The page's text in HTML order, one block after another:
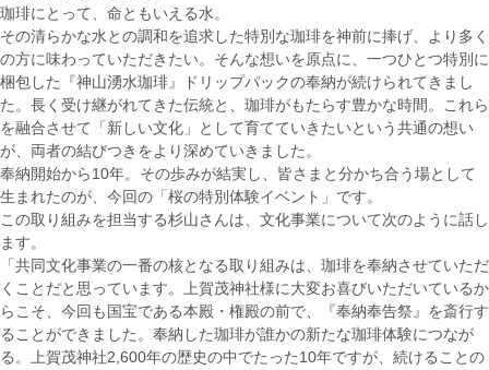
珈琲にとって、命ともいえる水。
その清らかな水との調和を追求した特別な珈琲を神前に捧げ、より多く
の方に味わっていただきたい。そんな想いを原点に、一つひとつ特別に
梱包した『神山湧水珈琲』ドリップパックの奉納が続けられてきまし
た。長く受け継がれてきた伝統と、珈琲がもたらす豊かな時間。これら
を融合させて「新しい文化」として育てていきたいという共通の想い
が、両者の結びつきをより深めていきました。
奉納開始から10年。その歩みが結実し、皆さまと分かち合う場として
生まれたのが、今回の「桜の特別体験イベント」です。
この取り組みを担当する杉山さんは、文化事業について次のように話し
ます。
「共同文化事業の一番の核となる取り組みは、珈琲を奉納させていただ
くことだと思っています。上賀茂神社様に大変お喜びいただいているか
らこそ、今回も国宝である本殿・権殿の前で、『奉納奉告祭』を斎行す
ることができました。奉納した珈琲が誰かの新たな珈琲体験につなが
る。上賀茂神社2,600年の歴史の中でたった10年ですが、続けることの